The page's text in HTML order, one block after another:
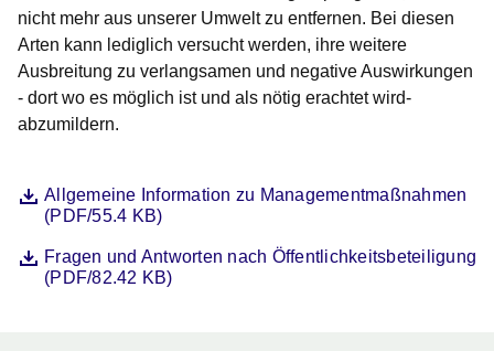
nicht mehr aus unserer Umwelt zu entfernen. Bei diesen
Arten kann lediglich versucht werden, ihre weitere
Ausbreitung zu verlangsamen und negative Auswirkungen
- dort wo es möglich ist und als nötig erachtet wird-
abzumildern.
DateiAllgemeine Information zu Managementmaßnahmen
(PDF/55.4 KB)
Öffnet sich in einem neuen Fenster
DateiFragen und Antworten nach Öffentlichkeitsbeteiligung
(PDF/82.42 KB)
Öffnet sich in einem neuen Fenster